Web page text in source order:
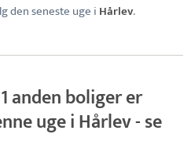
den seneste uge i Hårlev.
anden boliger er
uge i Hårlev - se